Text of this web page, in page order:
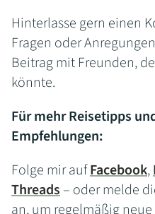
Hinterlasse gern einen
Fragen oder
Beitrag mit Freunden,
könnte.
Für mehr Reisetipps
Empfehlungen:
Folge mir aufFacebook,
Threads – oder melde
an, um regelmäßig